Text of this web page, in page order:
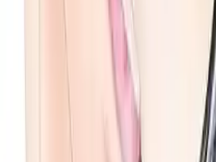
Kullanıcı ve
Gençlik ve edebiyat tutkunları tarafından
, 4.8 gibi yüksek bir
sahiptir. Bu oran, kitabın hikâye
gençlerin duygularına hitap etme gücünü
özellikle karakter gelişimi ve gerçekçi
Sonuç ve Değerlendirme